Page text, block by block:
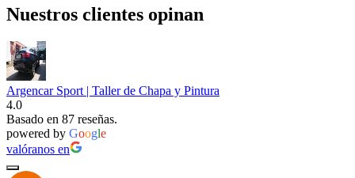
Nuestros clientes opinan
Argencar Sport | Taller de Chapa y Pintura
4.0
Basado en 87 reseñas.
powered by Google
valóranos en